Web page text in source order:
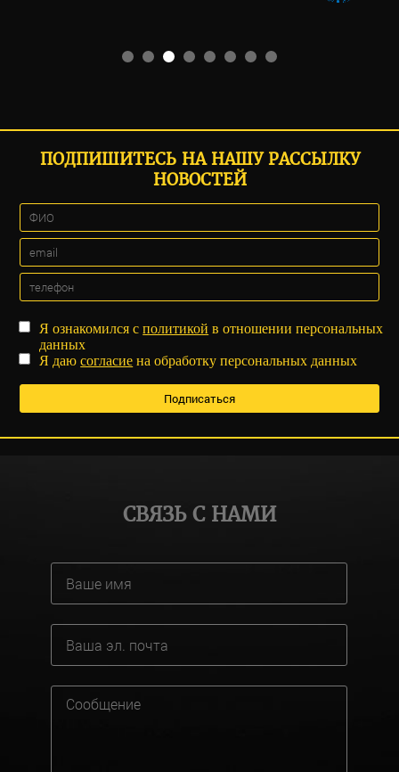
ПОДПИШИТЕСЬ НА НАШУ РАССЫЛКУ
НОВОСТЕЙ
Я ознакомился сполитикой в отношении персональных
данных
Я даюсогласие на обработку персональных данных
СВЯЗЬ С НАМИ